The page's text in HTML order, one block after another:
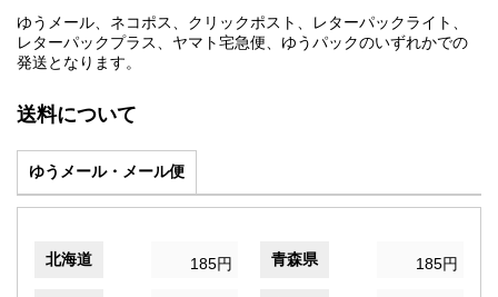
ゆうメール、ネコポス、クリックポスト、レターパックライト、
レターパックプラス、ヤマト宅急便、ゆうパックのいずれかでの
発送となります。
送料について
ゆうメール・メール便
北海道 185円 青森県 185円